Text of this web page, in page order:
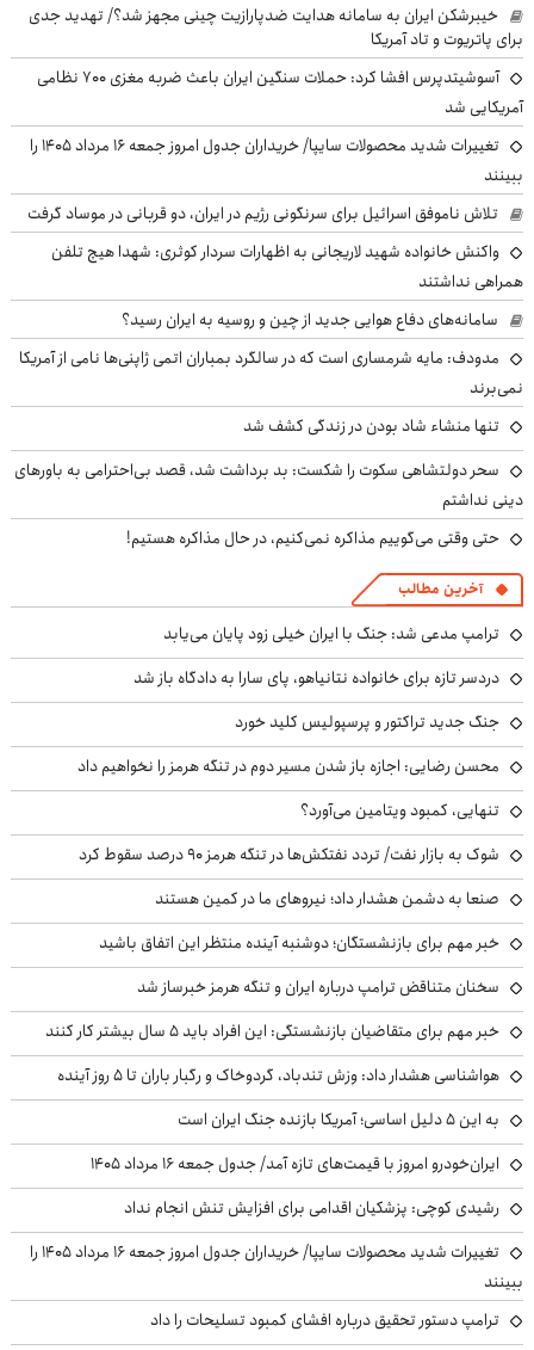
خیبرشکن ایران به سامانه هدایت ضدپارازیت چینی مجهز شد؟/ تهدید جدی
برای پاتریوت و تاد آمریکا
آسوشیتدپرس افشا کرد: حملات سنگین ایران باعث ضربه مغزی ۷۰۰ نظامی
آمریکایی شد
تغییرات شدید محصولات سایپا/ خریداران جدول امروز جمعه ۱۶ مرداد ۱۴۰۵ را
ببینند
تلاش ناموفق اسرائیل برای سرنگونی رژیم در ایران، دو قربانی در موساد گرفت
واکنش خانواده شهید لاریجانی به اظهارات سردار کوثری: شهدا هیچ تلفن
همراهی نداشتند
سامانه‌های دفاع هوایی جدید از چین و روسیه به ایران رسید؟
مدودف: مایه شرمساری است که در سالگرد بمباران اتمی ژاپنی‌ها نامی از آمریکا
نمی‌برند
تنها منشاء شاد بودن در زندگی کشف شد
سحر دولتشاهی سکوت را شکست: بد برداشت شد، قصد بی‌احترامی به باورهای
دینی نداشتم
حتی وقتی می‌گوییم مذاکره نمی‌کنیم، در حال مذاکره هستیم!
آخرین مطالب
ترامپ مدعی شد: جنگ با ایران خیلی زود پایان می‌یابد
دردسر تازه برای خانواده نتانیاهو، پای سارا به دادگاه باز شد
جنگ جدید تراکتور و پرسپولیس کلید خورد
محسن رضایی: اجازه باز شدن مسیر دوم در تنگه هرمز را نخواهیم داد
تنهایی، کمبود ویتامین می‌آورد؟
شوک به بازار نفت/ تردد نفتکش‌ها در تنگه هرمز ۹۰ درصد سقوط کرد
صنعا به دشمن هشدار داد؛ نیروهای ما در کمین هستند
خبر مهم برای بازنشستگان؛ دوشنبه آینده منتظر این اتفاق باشید
سخنان متناقض ترامپ درباره ایران و تنگه هرمز خبرساز شد
خبر مهم برای متقاضیان بازنشستگی: این افراد باید ۵ سال بیشتر کار کنند
هواشناسی هشدار داد: وزش تندباد، گردوخاک و رگبار باران تا ۵ روز آینده
به این ۵ دلیل اساسی؛ آمریکا بازنده جنگ ایران است
ایران‌خودرو امروز با قیمت‌های تازه آمد/ جدول جمعه ۱۶ مرداد ۱۴۰۵
رشیدی کوچی: پزشکیان اقدامی برای افزایش تنش انجام نداد
تغییرات شدید محصولات سایپا/ خریداران جدول امروز جمعه ۱۶ مرداد ۱۴۰۵ را
ببینند
ترامپ دستور تحقیق درباره افشای کمبود تسلیحات را داد